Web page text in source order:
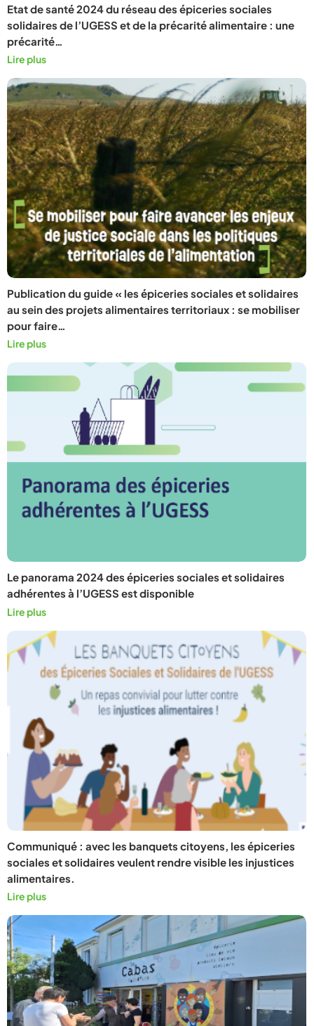
Etat de santé 2024 du réseau des épiceries sociales
solidaires de l’UGESS et de la précarité alimentaire : une
précarité…
Lire plus
Publication du guide « les épiceries sociales et solidaires
au sein des projets alimentaires territoriaux : se mobiliser
pour faire…
Lire plus
Le panorama 2024 des épiceries sociales et solidaires
adhérentes à l’UGESS est disponible
Lire plus
Communiqué : avec les banquets citoyens, les épiceries
sociales et solidaires veulent rendre visible les injustices
alimentaires.
Lire plus